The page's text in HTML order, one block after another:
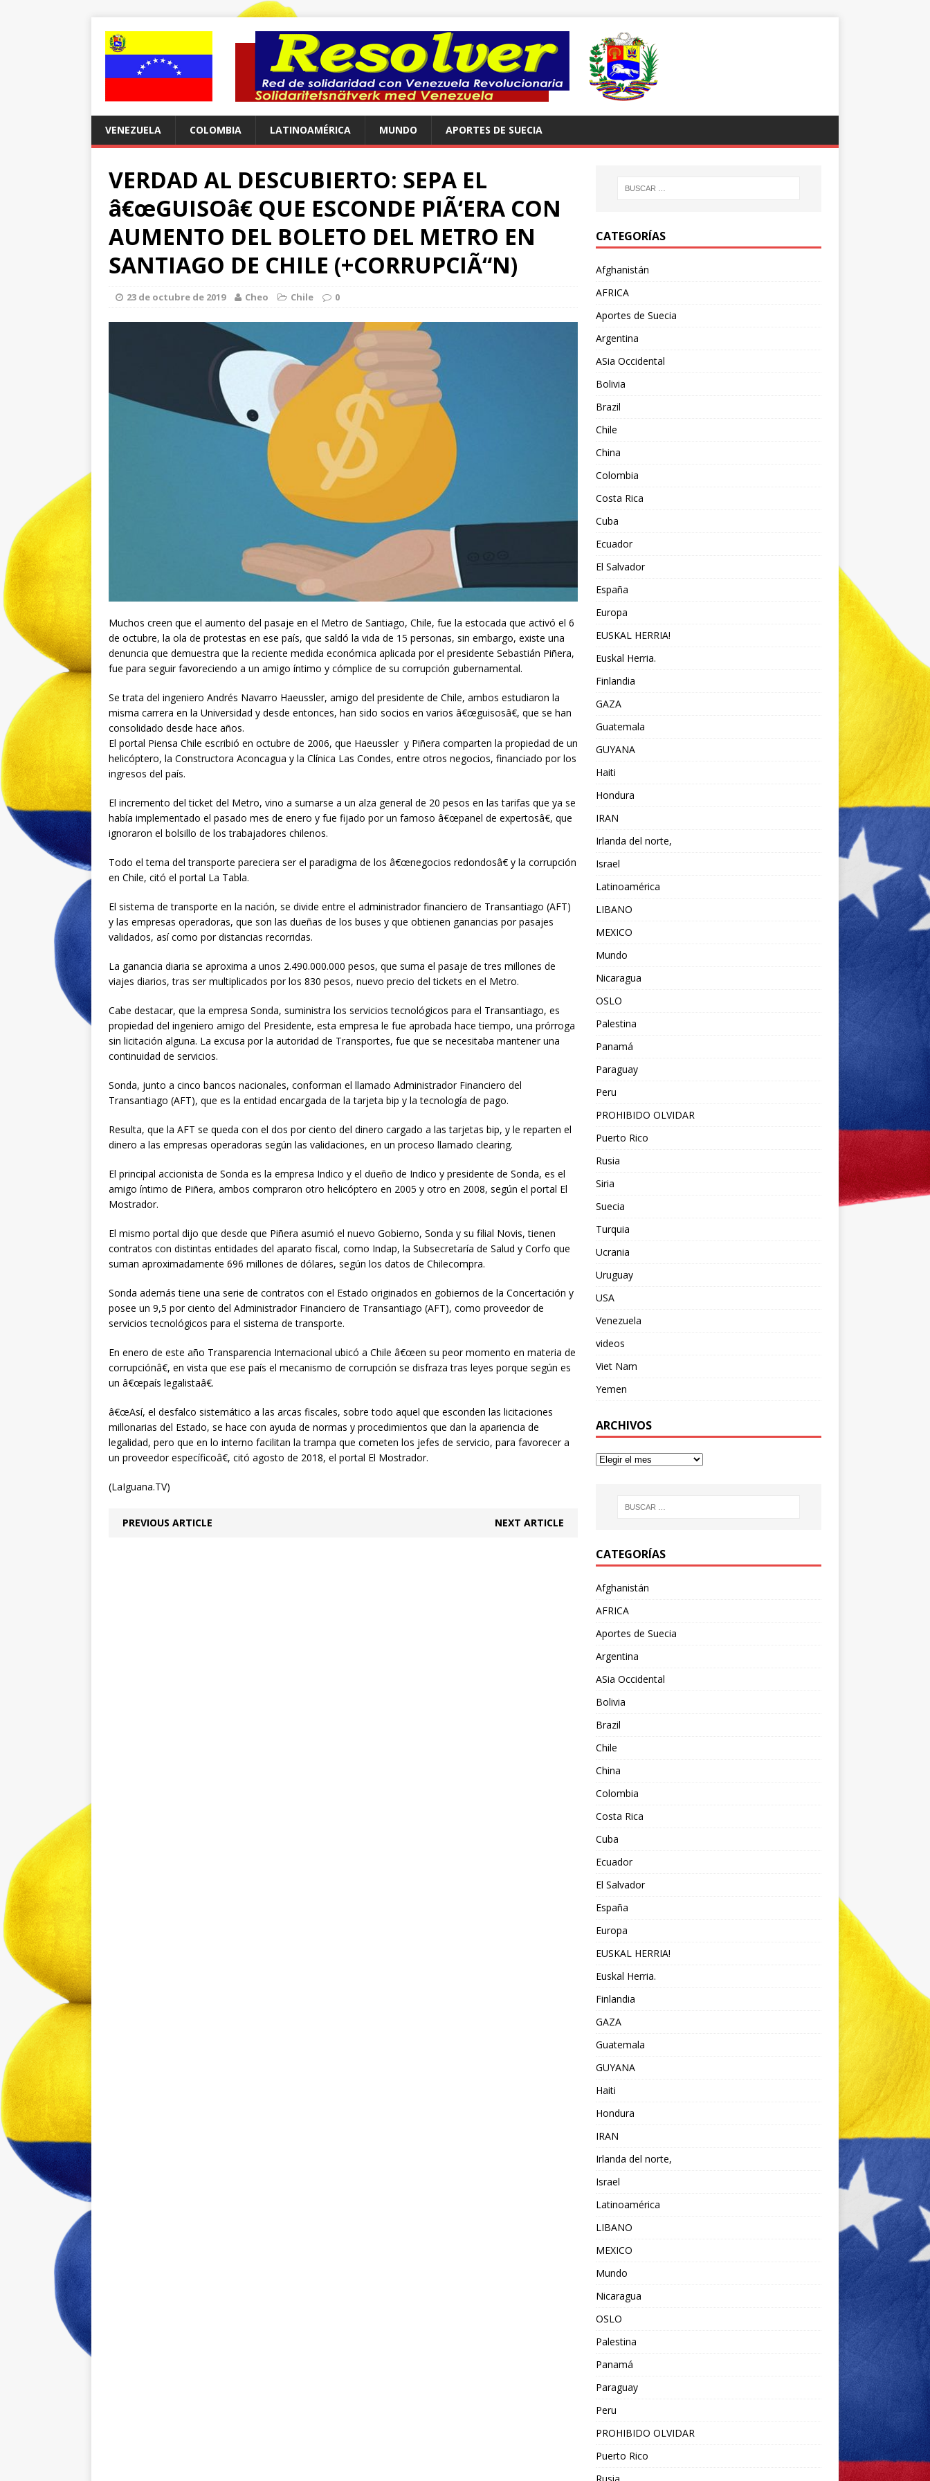
VENEZUELA COLOMBIA LATINOAMÉRICA MUNDO APORTES DE SUECIA
VERDAD AL DESCUBIERTO: SEPA EL
â€œGUISOâ€ QUE ESCONDE PIÃ‘ERA CON
AUMENTO DEL BOLETO DEL METRO EN
SANTIAGO DE CHILE (+CORRUPCIÃ“N)
23 de octubre de 2019 Cheo Chile 0
Muchos creen que el aumento del pasaje en el Metro de Santiago, Chile, fue la estocada que activó el 6
de octubre, la ola de protestas en ese país, que saldó la vida de 15 personas, sin embargo, existe una
denuncia que demuestra que la reciente medida económica aplicada por el presidente Sebastián Piñera,
fue para seguir favoreciendo a un amigo íntimo y cómplice de su corrupción gubernamental.
Se trata del ingeniero Andrés Navarro Haeussler, amigo del presidente de Chile, ambos estudiaron la
misma carrera en la Universidad y desde entonces, han sido socios en varios â€œguisosâ€, que se han
consolidado desde hace años.
El portal Piensa Chile escribió en octubre de 2006, que Haeussler y Piñera comparten la propiedad de un
helicóptero, la Constructora Aconcagua y la Clínica Las Condes, entre otros negocios, financiado por los
ingresos del país.
El incremento del ticket del Metro, vino a sumarse a un alza general de 20 pesos en las tarifas que ya se
había implementado el pasado mes de enero y fue fijado por un famoso â€œpanel de expertosâ€, que
ignoraron el bolsillo de los trabajadores chilenos.
Todo el tema del transporte pareciera ser el paradigma de los â€œnegocios redondosâ€ y la corrupción
en Chile, citó el portal La Tabla.
El sistema de transporte en la nación, se divide entre el administrador financiero de Transantiago (AFT)
y las empresas operadoras, que son las dueñas de los buses y que obtienen ganancias por pasajes
validados, así como por distancias recorridas.
La ganancia diaria se aproxima a unos 2.490.000.000 pesos, que suma el pasaje de tres millones de
viajes diarios, tras ser multiplicados por los 830 pesos, nuevo precio del tickets en el Metro.
Cabe destacar, que la empresa Sonda, suministra los servicios tecnológicos para el Transantiago, es
propiedad del ingeniero amigo del Presidente, esta empresa le fue aprobada hace tiempo, una prórroga
sin licitación alguna. La excusa por la autoridad de Transportes, fue que se necesitaba mantener una
continuidad de servicios.
Sonda, junto a cinco bancos nacionales, conforman el llamado Administrador Financiero del
Transantiago (AFT), que es la entidad encargada de la tarjeta bip y la tecnología de pago.
Resulta, que la AFT se queda con el dos por ciento del dinero cargado a las tarjetas bip, y le reparten el
dinero a las empresas operadoras según las validaciones, en un proceso llamado clearing.
El principal accionista de Sonda es la empresa Indico y el dueño de Indico y presidente de Sonda, es el
amigo íntimo de Piñera, ambos compraron otro helicóptero en 2005 y otro en 2008, según el portal El
Mostrador.
El mismo portal dijo que desde que Piñera asumió el nuevo Gobierno, Sonda y su filial Novis, tienen
contratos con distintas entidades del aparato fiscal, como Indap, la Subsecretaría de Salud y Corfo que
suman aproximadamente 696 millones de dólares, según los datos de Chilecompra.
Sonda además tiene una serie de contratos con el Estado originados en gobiernos de la Concertación y
posee un 9,5 por ciento del Administrador Financiero de Transantiago (AFT), como proveedor de
servicios tecnológicos para el sistema de transporte.
En enero de este año Transparencia Internacional ubicó a Chile â€œen su peor momento en materia de
corrupciónâ€, en vista que ese país el mecanismo de corrupción se disfraza tras leyes porque según es
un â€œpaís legalistaâ€.
â€œAsí, el desfalco sistemático a las arcas fiscales, sobre todo aquel que esconden las licitaciones
millonarias del Estado, se hace con ayuda de normas y procedimientos que dan la apariencia de
legalidad, pero que en lo interno facilitan la trampa que cometen los jefes de servicio, para favorecer a
un proveedor específicoâ€, citó agosto de 2018, el portal El Mostrador.
(LaIguana.TV)
PREVIOUS ARTICLE NEXT ARTICLE
CATEGORÍAS
Afghanistán
AFRICA
Aportes de Suecia
Argentina
ASia Occidental
Bolivia
Brazil
Chile
China
Colombia
Costa Rica
Cuba
Ecuador
El Salvador
España
Europa
EUSKAL HERRIA!
Euskal Herria.
Finlandia
GAZA
Guatemala
GUYANA
Haiti
Hondura
IRAN
Irlanda del norte,
Israel
Latinoamérica
LIBANO
MEXICO
Mundo
Nicaragua
OSLO
Palestina
Panamá
Paraguay
Peru
PROHIBIDO OLVIDAR
Puerto Rico
Rusia
Siria
Suecia
Turquia
Ucrania
Uruguay
USA
Venezuela
videos
Viet Nam
Yemen
ARCHIVOS
CATEGORÍAS
Afghanistán
AFRICA
Aportes de Suecia
Argentina
ASia Occidental
Bolivia
Brazil
Chile
China
Colombia
Costa Rica
Cuba
Ecuador
El Salvador
España
Europa
EUSKAL HERRIA!
Euskal Herria.
Finlandia
GAZA
Guatemala
GUYANA
Haiti
Hondura
IRAN
Irlanda del norte,
Israel
Latinoamérica
LIBANO
MEXICO
Mundo
Nicaragua
OSLO
Palestina
Panamá
Paraguay
Peru
PROHIBIDO OLVIDAR
Puerto Rico